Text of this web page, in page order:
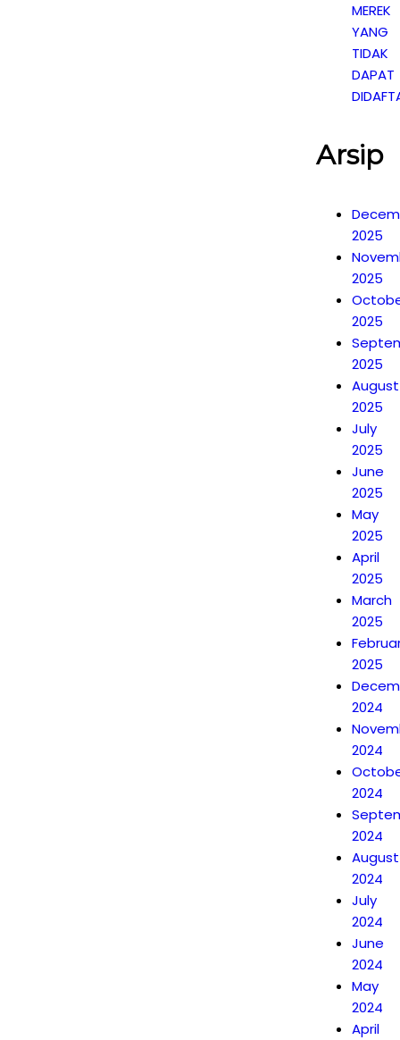
MEREK
YANG
TIDAK
DAPAT
Arsip
2025
2025
2025
2025
August
2025
July
2025
June
2025
May
2025
April
2025
March
2025
2025
2024
2024
2024
2024
August
2024
July
2024
June
2024
May
2024
April